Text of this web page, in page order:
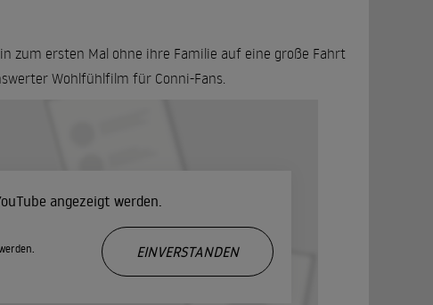
zum ersten Mal ohne ihre Familie auf eine große Fahrt
Wohlfühlfilm für Conni-Fans.
angezeigt werden.
EINVERSTANDEN